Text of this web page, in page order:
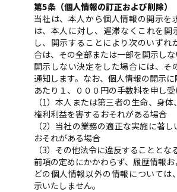
第5条（個人情報の訂正および削除）
当社は、本人から個人情報の開示を
は、本人に対し、遅滞なくこれを開
し、開示することにより次のいずれ
合は、その全部または一部を開示しな
開示しない決定をした場合には、そ
通知します。なお、個人情報の開示
あたり１、０００円の手数料を申し受
（1）本人または第三者の生命、身
権利利益を害するおそれがある場合
（2）当社の業務の適正な実施に著
おそれがある場合
（3）その他法令に違反することとな
前項の定めにかかわらず、履歴情報
どの個人情報以外の情報については
示いたしません。